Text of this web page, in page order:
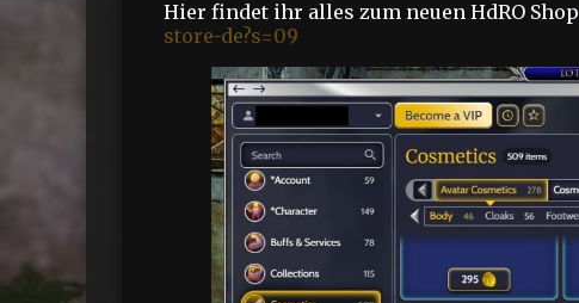
Hier findet ihr alles zum neuen HdRO Shop
store-de?s=09